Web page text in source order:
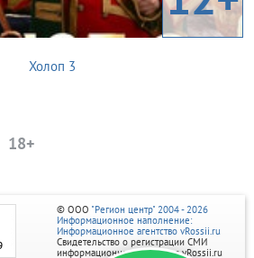
Холоп 3
© ООО "Регион центр" 2004 - 2026
Информационное наполнение:
Информационное агентство vRossii.ru
Свидетельство о регистрации СМИ
информационного агентства vRossii.ru